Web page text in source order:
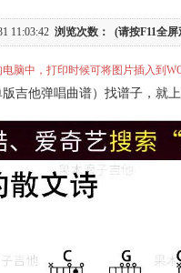
11:03:42 浏览次数： (请按F11全屏
脑中，打印时候可将图片插入到
吉他弹唱曲谱）找谱子，就上